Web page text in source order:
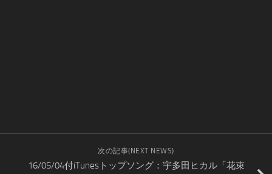
次の記事(NEXT NEWS)
16/05/04付iTunesトップソング：宇多田ヒカル「花束